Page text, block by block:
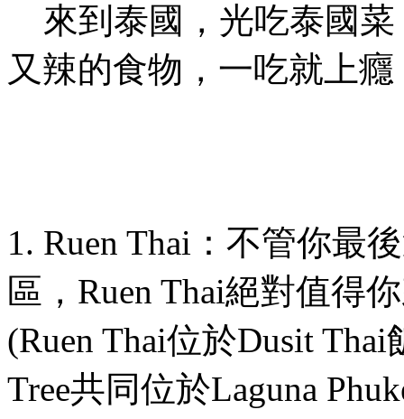
來到泰國，光吃泰國
又辣的食物，一吃就上癮
1. Ruen Thai ：不管你最
區， Ruen Thai絕對值得
(Ruen Thai位於Dusit Thai
Tree共同位於Laguna